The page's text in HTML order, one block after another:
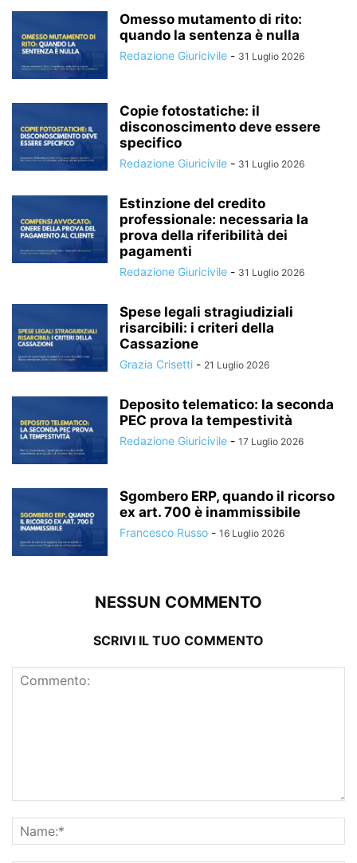
Omesso mutamento di rito:
quando la sentenza è nulla
Redazione Giuricivile - 31 Luglio 2026
Copie fotostatiche: il
disconoscimento deve essere
specifico
Redazione Giuricivile - 31 Luglio 2026
Estinzione del credito
professionale: necessaria la
prova della riferibilità dei
pagamenti
Redazione Giuricivile - 31 Luglio 2026
Spese legali stragiudiziali
risarcibili: i criteri della
Cassazione
Grazia Crisetti - 21 Luglio 2026
Deposito telematico: la seconda
PEC prova la tempestività
Redazione Giuricivile - 17 Luglio 2026
Sgombero ERP, quando il ricorso
ex art. 700 è inammissibile
Francesco Russo - 16 Luglio 2026
NESSUN COMMENTO
SCRIVI IL TUO COMMENTO